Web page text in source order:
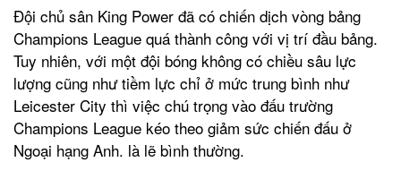
Đội chủ sân King Power đã có chiến dịch vòng bảng
Champions League quá thành công với vị trí đầu bảng.
Tuy nhiên, với một đội bóng không có chiều sâu lực
lượng cũng như tiềm lực chỉ ở mức trung bình như
Leicester City thì việc chú trọng vào đấu trường
Champions League kéo theo giảm sức chiến đấu ở
Ngoại hạng Anh. là lẽ bình thường.